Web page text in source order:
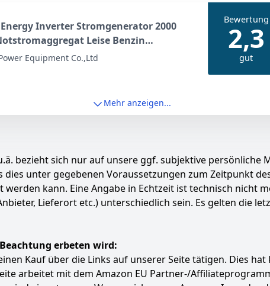
Inverter Stromgenerator 2000
Leise Benzin
Leicht mit USB 230V 12V
Equipment Co.,Ltd
Bewertung
2,3
gut
Mehr anzeigen...
bezieht sich nur auf unsere ggf. subjektive persönliche
unter gegebenen Voraussetzungen zum Zeitpunkt
kann. Eine Angabe in Echtzeit ist technisch nicht
Lieferort etc.) unterschiedlich sein. Es gelten die
erbeten wird:
Kauf über die Links auf unserer Seite tätigen. Dies
arbeitet mit dem Amazon EU Partner-/